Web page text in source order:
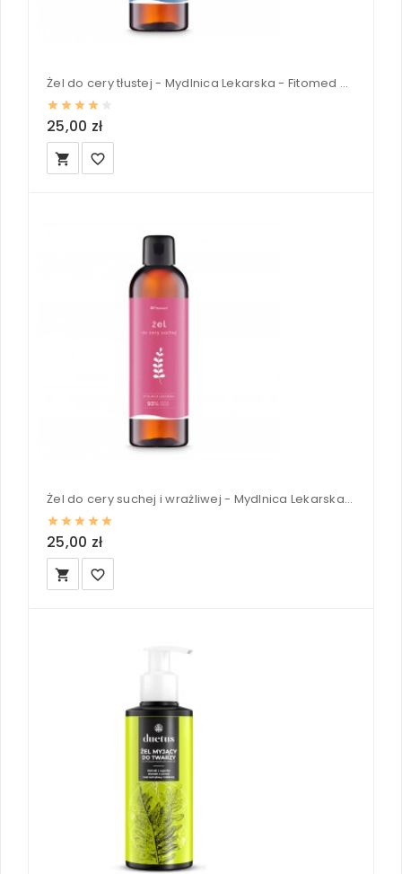
Żel do cery tłustej - Mydlnica Lekarska - Fitomed 200 g
25,00 zł
local_grocery_store favorite_border
Żel do cery suchej i wrażliwej - Mydlnica Lekarska - Fitomed 200 g
25,00 zł
local_grocery_store favorite_border